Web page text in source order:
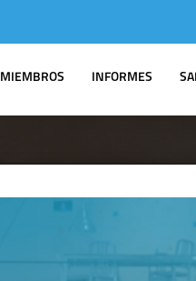
MIEMBROS INFORMES